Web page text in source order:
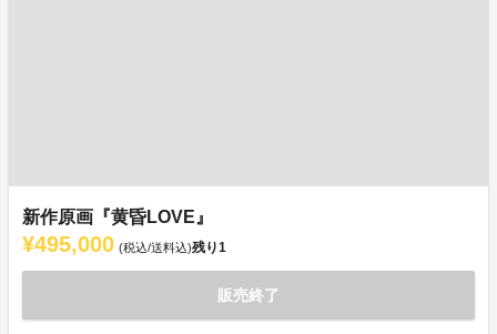
新作原画『黄昏LOVE』
¥495,000 (税込/送料込)残り1
販売終了